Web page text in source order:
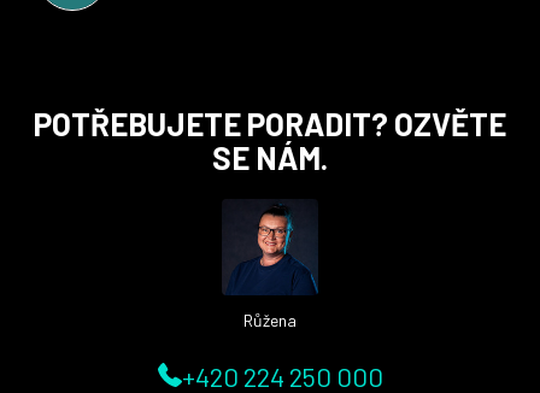
POTŘEBUJETE PORADIT? OZVĚTE
SE NÁM.
Růžena
+420 224 250 000